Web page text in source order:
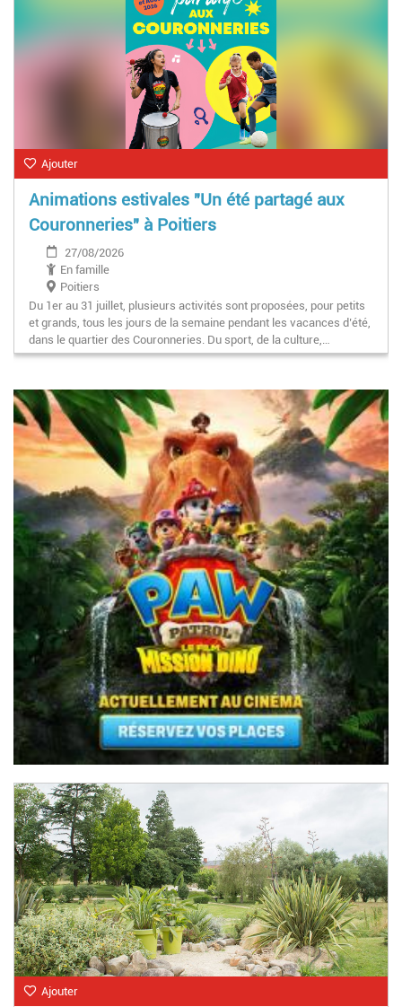
Ajouter
Animations estivales "Un été partagé aux
Couronneries" à Poitiers
27/08/2026
En famille
Poitiers
Du 1er au 31 juillet, plusieurs activités sont proposées, pour petits
et grands, tous les jours de la semaine pendant les vacances d’été,
dans le quartier des Couronneries. Du sport, de la culture,…
Ajouter